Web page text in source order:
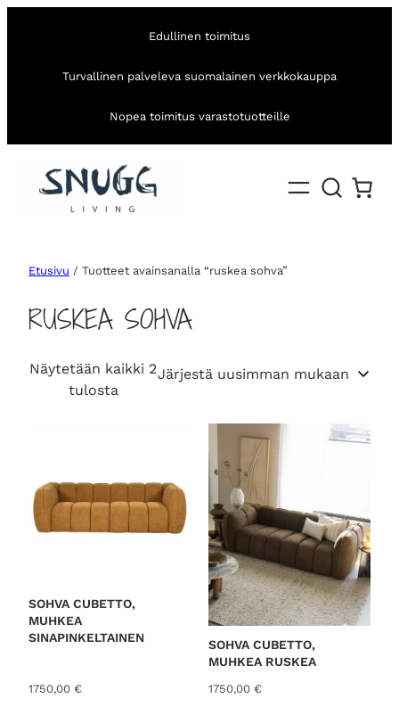
Edullinen toimitus
Turvallinen palveleva suomalainen verkkokauppa
Nopea toimitus varastotuotteille
Etusivu / Tuotteet avainsanalla “ruskea sohva”
RUSKEA SOHVA
Näytetään kaikki 2
tulostaS
t
s
SOHVA CUBETTO,
MUHKEA
SINAPINKELTAINEN
1750,00 €
SOHVA CUBETTO,
MUHKEA RUSKEA
1750,00 €